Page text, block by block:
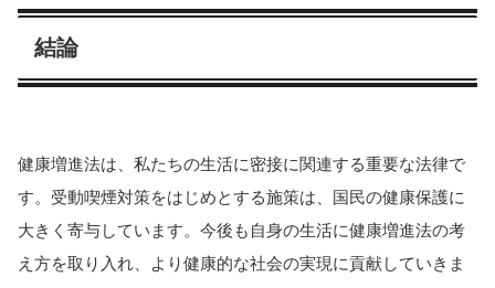
結論
健康増進法は、私たちの生活に密接に関連する重要な法律で
す。受動喫煙対策をはじめとする施策は、国民の健康保護に
大きく寄与しています。今後も自身の生活に健康増進法の考
え方を取り入れ、より健康的な社会の実現に貢献していきま